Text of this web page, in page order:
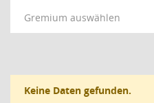
Gremium auswählen
Keine Daten gefunden.